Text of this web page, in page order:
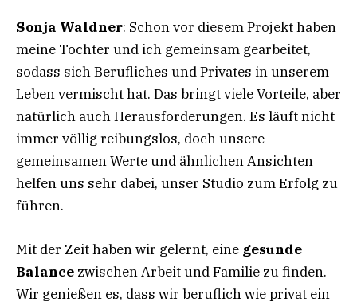
Sonja Waldner: Schon vor diesem Projekt haben
meine Tochter und ich gemeinsam gearbeitet,
sodass sich Berufliches und Privates in unserem
Leben vermischt hat. Das bringt viele Vorteile, aber
natürlich auch Herausforderungen. Es läuft nicht
immer völlig reibungslos, doch unsere
gemeinsamen Werte und ähnlichen Ansichten
helfen uns sehr dabei, unser Studio zum Erfolg zu
führen.
Mit der Zeit haben wir gelernt, eine gesunde
Balance zwischen Arbeit und Familie zu finden.
Wir genießen es, dass wir beruflich wie privat ein